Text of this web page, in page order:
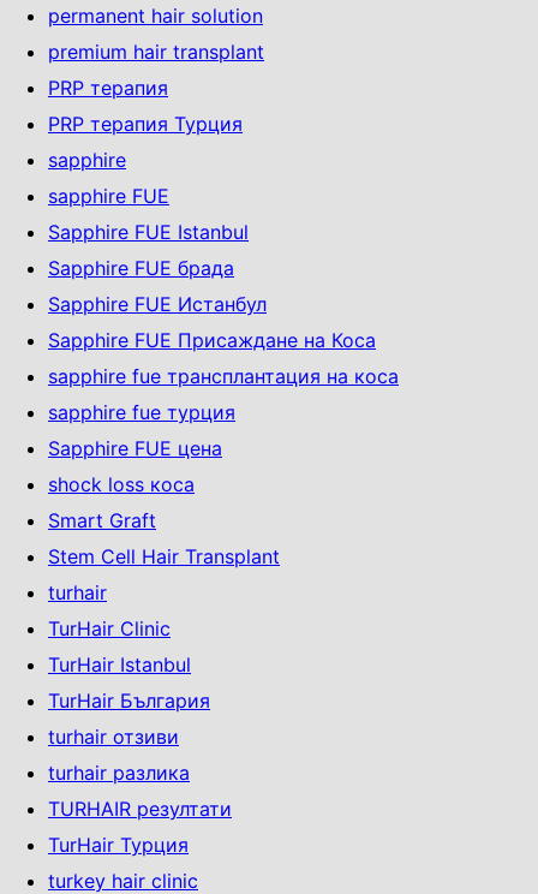
permanent hair solution
premium hair transplant
PRP терапия
PRP терапия Турция
sapphire
sapphire FUE
Sapphire FUE Istanbul
Sapphire FUE брада
Sapphire FUE Истанбул
Sapphire FUE Присаждане на Коса
sapphire fue трансплантация на коса
sapphire fue турция
Sapphire FUE цена
shock loss коса
Smart Graft
Stem Cell Hair Transplant
turhair
TurHair Clinic
TurHair Istanbul
TurHair България
turhair отзиви
turhair разлика
TURHAIR резултати
TurHair Турция
turkey hair clinic